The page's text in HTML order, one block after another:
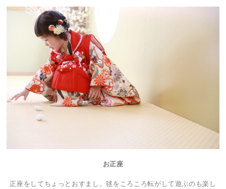
お正座
正座をしてちょっとおすまし。毬をころころ転がして遊ぶのも楽し